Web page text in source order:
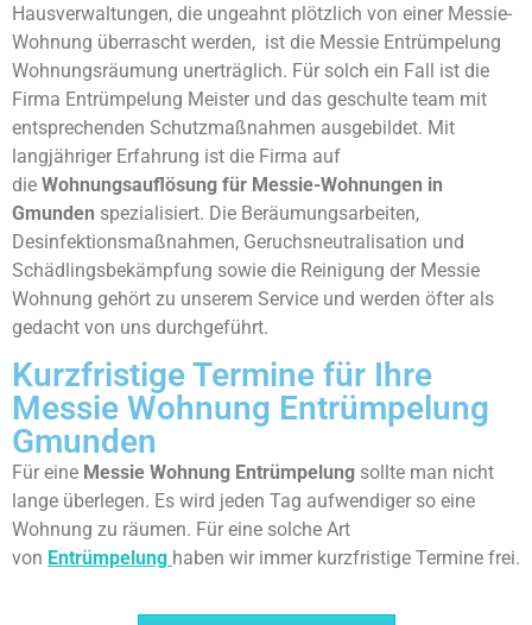
Hausverwaltungen, die ungeahnt plötzlich von einer Messie-
Wohnung überrascht werden, ist die Messie Entrümpelung
Wohnungsräumung unerträglich. Für solch ein Fall ist die
Firma Entrümpelung Meister und das geschulte team mit
entsprechenden Schutzmaßnahmen ausgebildet. Mit
langjähriger Erfahrung ist die Firma auf
die Wohnungsauflösung für Messie-Wohnungen in
Gmunden spezialisiert. Die Beräumungsarbeiten,
Desinfektionsmaßnahmen, Geruchsneutralisation und
Schädlingsbekämpfung sowie die Reinigung der Messie
Wohnung gehört zu unserem Service und werden öfter als
gedacht von uns durchgeführt.
Kurzfristige Termine für Ihre
Messie Wohnung Entrümpelung
Gmunden
Für eine Messie Wohnung Entrümpelung sollte man nicht
lange überlegen. Es wird jeden Tag aufwendiger so eine
Wohnung zu räumen. Für eine solche Art
von Entrümpelung haben wir immer kurzfristige Termine frei.